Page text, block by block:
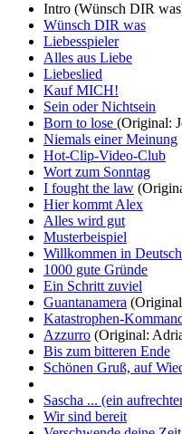
Intro (Wünsch DIR
Wünsch DIR was
Liebesspieler
Alles aus Liebe
Liebeslied
Kauf MICH!
Sein oder Nichtsein
Born to lose (Original:
Niemals einer Meinung
Hot-Clip-Video-Club
Wort zum Sonntag
I fought the law
Hier kommt Alex
Alles wird gut
Musterbeispiel
Willkommen in
1000 gute Gründe
Ein Schritt zuviel
Guantanamera
Katastrophen-
Azzurro (Original:
Bis zum bitteren Ende
Schönen Gruß, auf
Sascha ... (ein
Wir sind bereit